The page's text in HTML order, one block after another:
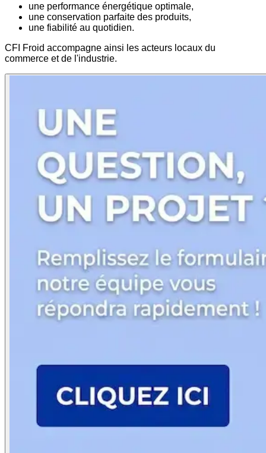
une performance énergétique optimale,
une conservation parfaite des produits,
une fiabilité au quotidien.
CFI Froid accompagne ainsi les acteurs locaux du
commerce et de l'industrie.